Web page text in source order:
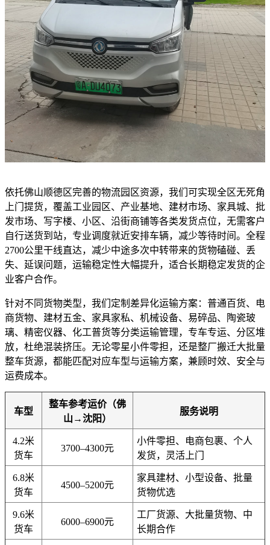
依托佛山顺德区完善的物流园区资源，我们可实现全区无死角
上门提货，覆盖工业园区、产业基地、建材市场、家具城、批
发市场、写字楼、小区、沿街商铺等各类发货点位，无需客户
自行送货到站，专业调度就近安排车辆，减少等待时间。全程
2700公里干线直达，减少中途多次中转带来的货物磕碰、丢
失、延误问题，运输稳定性大幅提升，适合长期稳定发货的企
业客户合作。
针对不同货物类型，我们定制差异化运输方案：普通百货、电
商货物、建材五金、家具家私、机械设备、易碎品、陶瓷玻
璃、精密仪器、化工普货等分类运输管理，专车专运、分区堆
放，杜绝混装挤压。无论零星小件零担，还是整厂搬迁大批量
整车货源，都能匹配对应车型与运输方案，兼顾时效、安全与
运费成本。
车型
整车参考运价（佛
山→沈阳）
服务说明
4.2米
货车
3700–4300元
小件零担、电商包裹、个人
发货，灵活上门
6.8米
货车
4500–5200元
家具建材、小型设备、批量
货物优选
9.6米
货车
6000–6900元
工厂货源、大批量货物、中
长期合作